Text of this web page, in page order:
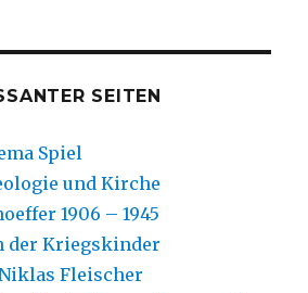
SEITEN
Spiel
und Kirche
1906 – 1945
der Kriegskinder
Fleischer